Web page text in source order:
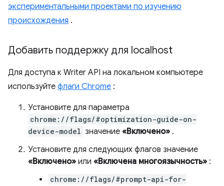
экспериментальными проектами по изучению
происхождения .
Добавить поддержку для localhost
Для доступа к Writer API на локальном компьютере
используйте флаги Chrome :
Установите для параметра
chrome://flags/#optimization-guide-on-
device-model значение «Включено» .
Установите для следующих флагов значение
«Включено» или «Включена многоязычность» :
chrome://flags/#prompt-api-for-